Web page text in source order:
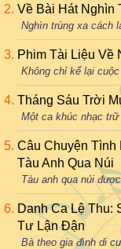
Về Bài Hát Nghìn
Nghìn trùng xa cách
Phim Tài Liệu Về
Không chỉ kể lại
Tháng Sáu Trời
Một ca khúc nhạc
Câu Chuyện Tình
Tàu Anh Qua Núi
Tàu anh qua núi
Danh Ca Lệ Thu:
Tư Lận Đận
Bà theo gia đình di